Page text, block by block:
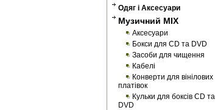
Одяг і Аксесуари
Музичний MIX
Аксесуари
Бокси для CD та DVD
Засоби для чищення
Кабелі
Конверти для вінілових
платівок
Кульки для боксів CD та
DVD